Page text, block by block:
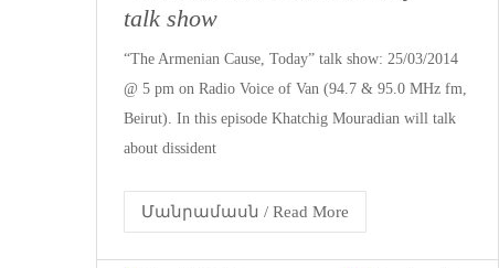
talk show
“The Armenian Cause, Today” talk show: 25/03/2014
@ 5 pm on Radio Voice of Van (94.7 & 95.0 MHz fm,
Beirut). In this episode Khatchig Mouradian will talk
about dissident
Մանրամասն / Read More